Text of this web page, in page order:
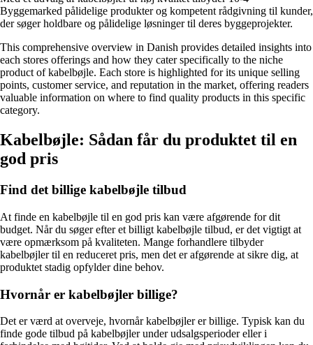
Byggemarked pålidelige produkter og kompetent rådgivning til kunder,
der søger holdbare og pålidelige løsninger til deres byggeprojekter.
This comprehensive overview in Danish provides detailed insights into
each stores offerings and how they cater specifically to the niche
product of kabelbøjle. Each store is highlighted for its unique selling
points, customer service, and reputation in the market, offering readers
valuable information on where to find quality products in this specific
category.
Kabelbøjle: Sådan får du produktet til en
god pris
Find det billige kabelbøjle tilbud
At finde en kabelbøjle til en god pris kan være afgørende for dit
budget. Når du søger efter et billigt kabelbøjle tilbud, er det vigtigt at
være opmærksom på kvaliteten. Mange forhandlere tilbyder
kabelbøjler til en reduceret pris, men det er afgørende at sikre dig, at
produktet stadig opfylder dine behov.
Hvornår er kabelbøjler billige?
Det er værd at overveje, hvornår kabelbøjler er billige. Typisk kan du
finde gode tilbud på kabelbøjler under udsalgsperioder eller i